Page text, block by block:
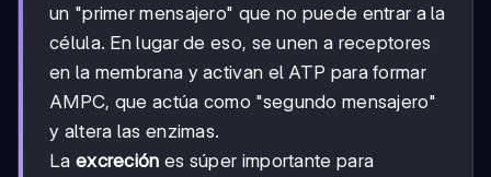
un "primer mensajero" que no puede entrar a la
célula. En lugar de eso, se unen a receptores
en la membrana y activan el ATP para formar
AMPC, que actúa como "segundo mensajero"
y altera las enzimas.
La excreción es súper importante para